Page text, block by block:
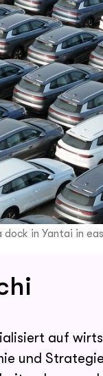
in Yantai in
auf
und